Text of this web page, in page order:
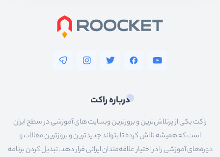
درباره راکت
راکت یکی از پرتلاش‌ترین و بروزترین وبسایت های آموزشی در سطح ایران
است که همیشه تلاش کرده تا بتواند جدیدترین و بروزترین مقالات و
دوره‌های آموزشی را در اختیار علاقه‌مندان ایرانی قرار دهد. تبدیل کردن برنامه